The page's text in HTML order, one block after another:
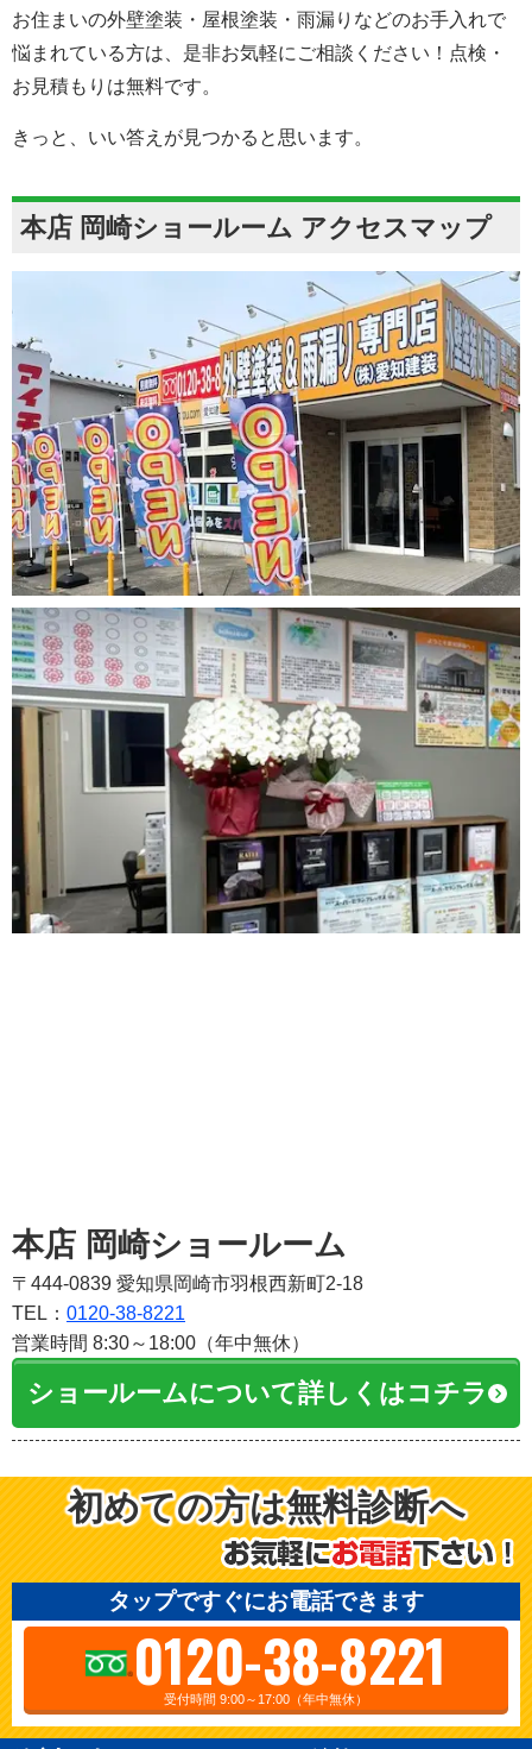
お住まいの外壁塗装・屋根塗装・雨漏りなどのお手入れで
悩まれている方は、是非お気軽にご相談ください！点検・
お見積もりは無料です。
きっと、いい答えが見つかると思います。
本店 岡崎ショールーム アクセスマップ
本店 岡崎ショールーム
〒444-0839 愛知県岡崎市羽根西新町2-18
TEL： 0120-38-8221
営業時間 8:30～18:00（年中無休）
ショールームについて詳しくはコチラ
初めての方は無料診断へ
タップですぐにお電話できます
0120-38-8221
受付時間 9:00～17:00（年中無休）